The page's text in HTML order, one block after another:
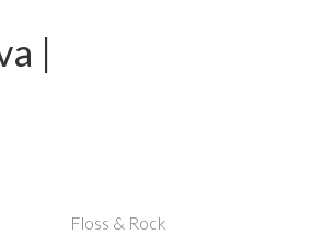
|
Floss & Rock